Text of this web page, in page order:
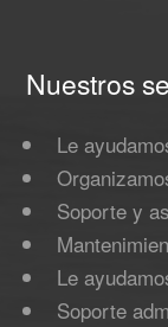
Nuestros
Le
Soporte y
Le
Soporte